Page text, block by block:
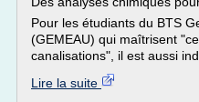
Pour les étudiants du BTS
(GEMEAU) qui maîtrisent
canalisations", il est aussi
Lire la suite